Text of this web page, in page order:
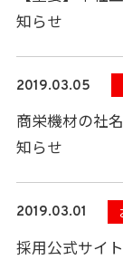
知らせ
2019.03.05
商栄機材の社
知らせ
2019.03.01
採用公式サイ